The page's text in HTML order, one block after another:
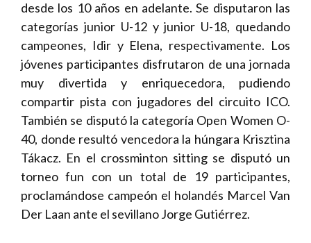
desde los 10 años en adelante. Se disputaron las
categorías junior U-12 y junior U-18, quedando
campeones, Idir y Elena, respectivamente. Los
jóvenes participantes disfrutaron de una jornada
muy divertida y enriquecedora, pudiendo
compartir pista con jugadores del circuito ICO.
También se disputó la categoría Open Women O-
40, donde resultó vencedora la húngara Krisztina
Tákacz. En el crossminton sitting se disputó un
torneo fun con un total de 19 participantes,
proclamándose campeón el holandés Marcel Van
Der Laan ante el sevillano Jorge Gutiérrez.